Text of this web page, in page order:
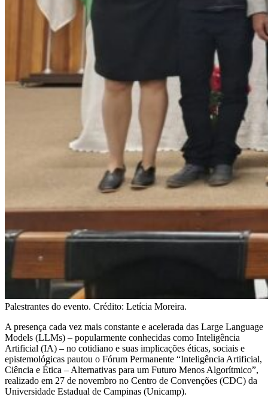
Palestrantes do evento. Crédito: Letícia Moreira.
A presença cada vez mais constante e acelerada das Large Language
Models (LLMs) – popularmente conhecidas como Inteligência
Artificial (IA) – no cotidiano e suas implicações éticas, sociais e
epistemológicas pautou o Fórum Permanente “Inteligência Artificial,
Ciência e Ética – Alternativas para um Futuro Menos Algorítmico”,
realizado em 27 de novembro no Centro de Convenções (CDC) da
Universidade Estadual de Campinas (Unicamp).